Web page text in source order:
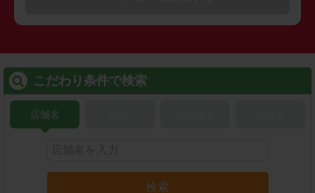
こだわり条件で検索
店舗名
検索